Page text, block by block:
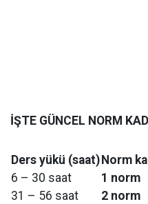
İŞTE GÜNCEL NORM
Ders yükü (saat) Norm
6 – 30 saat
1 norm
31 – 56 saat
2 norm